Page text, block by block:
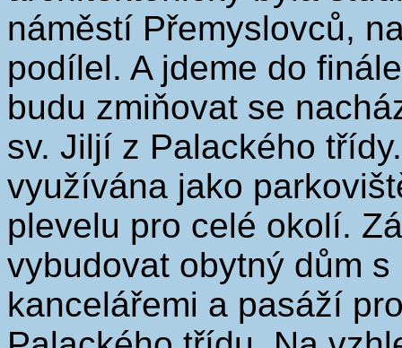
náměstí Přemyslovců,
podílel. A jdeme do
budu zmiňovat se
sv. Jiljí z Palackého
využívána jako
plevelu pro celé okolí.
vybudovat obytný dům
kancelářemi a pasáží